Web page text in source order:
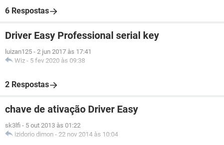
6 Respostas
Driver Easy Professional serial key
luizan125 - 2 jun 2017 às 17:41
Wiz - 5 fev 2020 às 09:38
2 Respostas
chave de ativação Driver Easy
sk3lfi - 5 out 2013 às 01:22
izidorio dimon - 22 nov 2014 às 10:04